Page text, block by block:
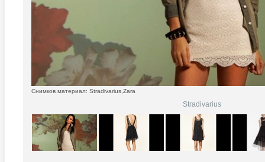
Снимков материал: Stradivarius,Zara
Stradivarius